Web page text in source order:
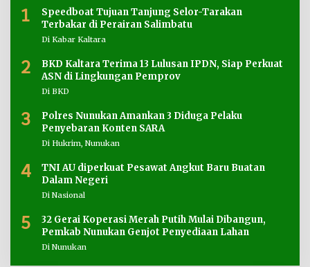
1
Speedboat Tujuan Tanjung Selor-Tarakan
Terbakar di Perairan Salimbatu
Di Kabar Kaltara
2
BKD Kaltara Terima 13 Lulusan IPDN, Siap Perkuat
ASN di Lingkungan Pemprov
Di BKD
3
Polres Nunukan Amankan 3 Diduga Pelaku
Penyebaran Konten SARA
Di Hukrim, Nunukan
4
TNI AU diperkuat Pesawat Angkut Baru Buatan
Dalam Negeri
Di Nasional
5
32 Gerai Koperasi Merah Putih Mulai Dibangun,
Pemkab Nunukan Genjot Penyediaan Lahan
Di Nunukan